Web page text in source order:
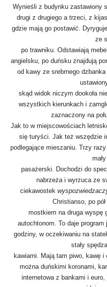
Wynieśli z budynku zastawiony
drugi z drugiego a trzeci, z
gdzie mają go postawić.
ze
po trawniku. Odstawiają
angielsku, po duńsku znajdują
od kawy ze srebrnego
skąd widok niczym dookoła
wszystkich kierunkach i
zaznaczony na
Jak to w miejscowościach
się turyści. Jak też wszędzie
podlegające mieszaniu. Trzy
pasażerski. Dochodzi do
nabrzeża i wyrzuca ze
ciekawostek
Christianso, po
mostkiem na druga wyspę
autochtonom. To daje
godziny, w oczekiwaniu na
stały
kawiarni. Mają tam piwo, kawę i
można duńskimi koronami,
internetowa z bankami i